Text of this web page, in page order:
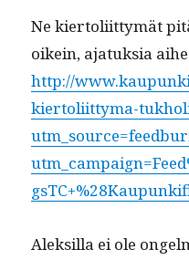
Ne kier­toli­it­tymät
oikein, ajatuk­sia
http://
kiertoliittyma-
Alek­sil­la ei ole